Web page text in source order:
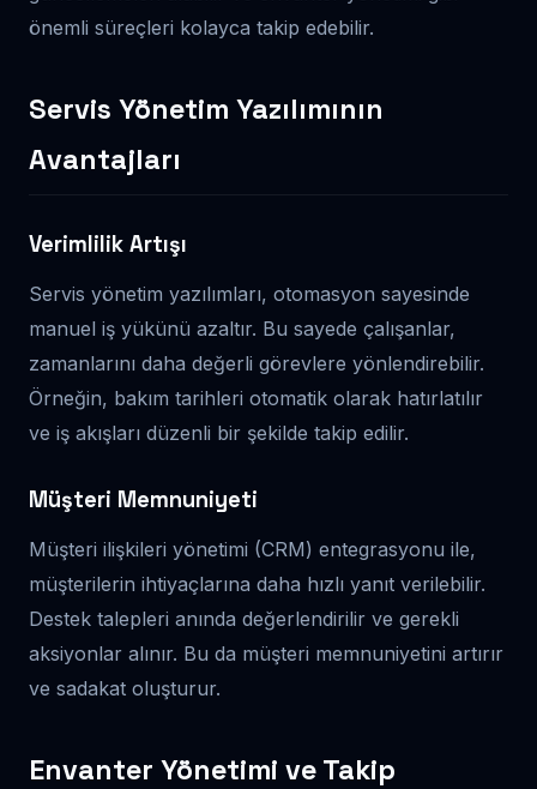
önemli süreçleri kolayca takip edebilir.
Servis Yönetim Yazılımının
Avantajları
Verimlilik Artışı
Servis yönetim yazılımları, otomasyon sayesinde
manuel iş yükünü azaltır. Bu sayede çalışanlar,
zamanlarını daha değerli görevlere yönlendirebilir.
Örneğin, bakım tarihleri otomatik olarak hatırlatılır
ve iş akışları düzenli bir şekilde takip edilir.
Müşteri Memnuniyeti
Müşteri ilişkileri yönetimi (CRM) entegrasyonu ile,
müşterilerin ihtiyaçlarına daha hızlı yanıt verilebilir.
Destek talepleri anında değerlendirilir ve gerekli
aksiyonlar alınır. Bu da müşteri memnuniyetini artırır
ve sadakat oluşturur.
Envanter Yönetimi ve Takip